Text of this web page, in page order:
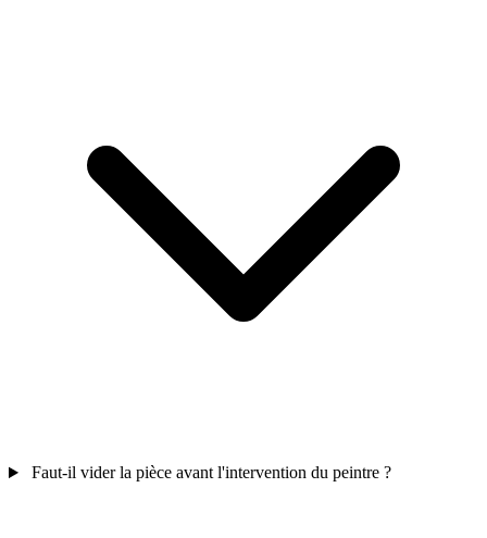
Faut-il vider la pièce avant l'intervention du peintre ?